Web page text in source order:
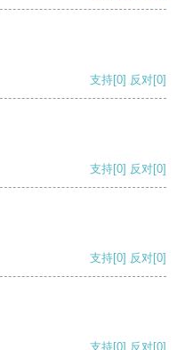
支持[0] 反对[0]
支持[0] 反对[0]
支持[0] 反对[0]
支持[0] 反对[0]